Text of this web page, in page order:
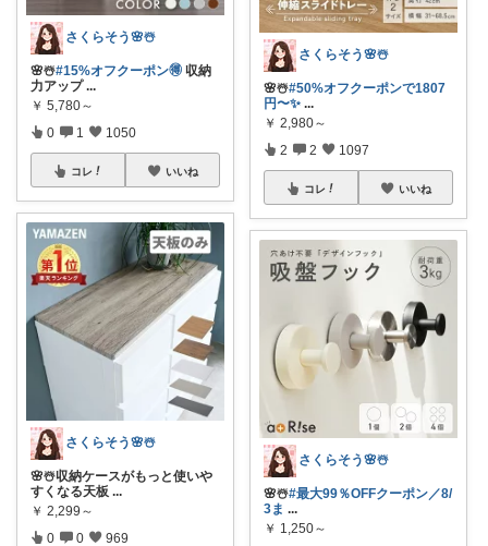
さくらそう‪🌸☃️
🌸☃️#15%オフクーポン🉐 収納
力アップ ...
￥ 5,780～
0 1 1050
コレ いいね
さくらそう‪🌸☃️
🌸☃️収納ケースがもっと使いや
すくなる天板 ...
￥ 2,299～
0 0 969
さくらそう‪🌸☃️
🌸☃️#50%オフクーポンで1807
円〜✨ ...
￥ 2,980～
2 2 1097
コレ いいね
さくらそう‪🌸☃️
🌸☃️#最大99％OFFクーポン／8/
3ま ...
￥ 1,250～